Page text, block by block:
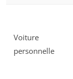
Voiture
personnelle